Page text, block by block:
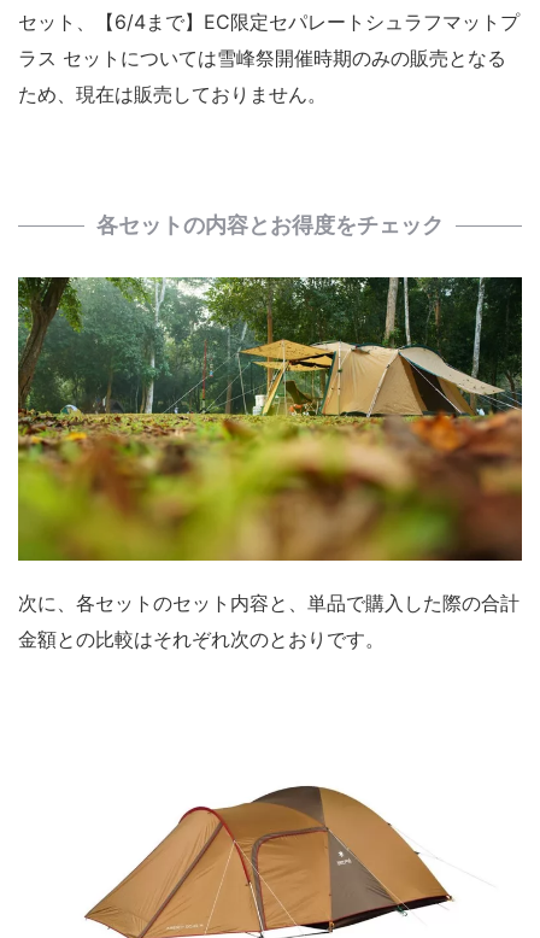
セット、【6/4まで】EC限定セパレートシュラフマットプ
ラス セットについては雪峰祭開催時期のみの販売となる
ため、現在は販売しておりません。
各セットの内容とお得度をチェック
次に、各セットのセット内容と、単品で購入した際の合計
金額との比較はそれぞれ次のとおりです。